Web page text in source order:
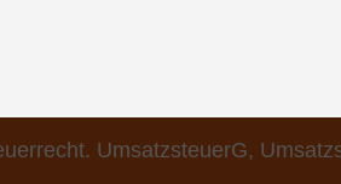
UmsatzsteuerG,